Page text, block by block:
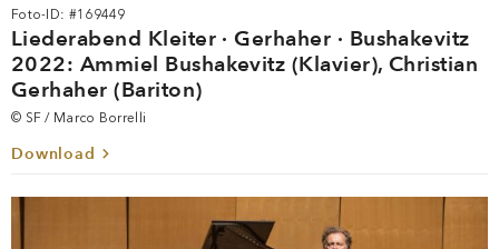
Foto-ID: #169449
Liederabend Kleiter · Gerhaher · Bushakevitz
2022: Ammiel Bushakevitz (Klavier), Christian
Gerhaher (Bariton)
© SF / Marco Borrelli
Download